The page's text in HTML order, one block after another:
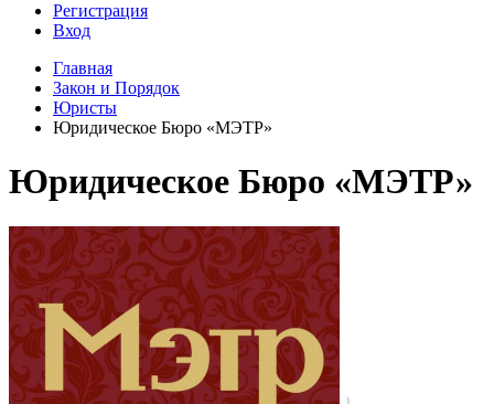
Регистрация
Вход
Главная
Закон и Порядок
Юристы
Юридическое Бюро «МЭТР»
Юридическое Бюро «МЭТР»